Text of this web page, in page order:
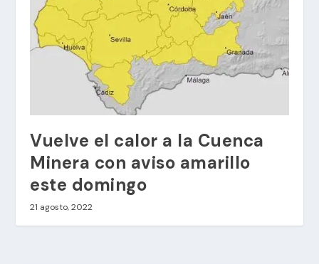
Vuelve el calor a la Cuenca
Minera con aviso amarillo
este domingo
21 agosto, 2022